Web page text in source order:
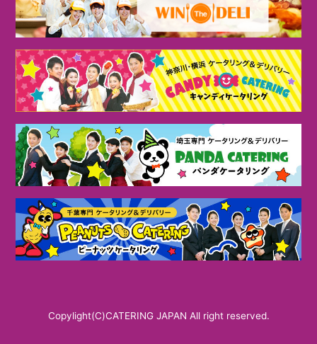
Copylight(C)CATERING JAPAN All right reserved.